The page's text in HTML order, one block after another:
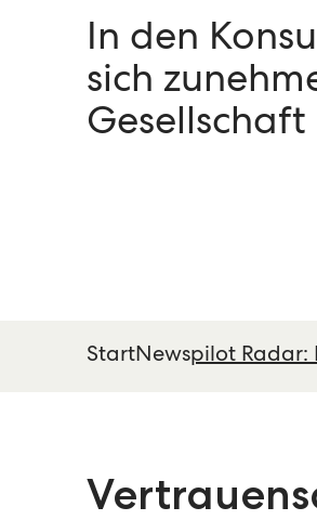
In den
sich
Gesellschaft
StartNewspilot Radar: